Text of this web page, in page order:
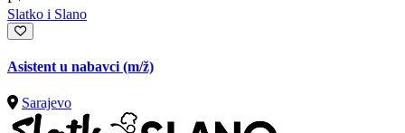
Slatko i Slano
Asistent u nabavci (m/ž)
Sarajevo